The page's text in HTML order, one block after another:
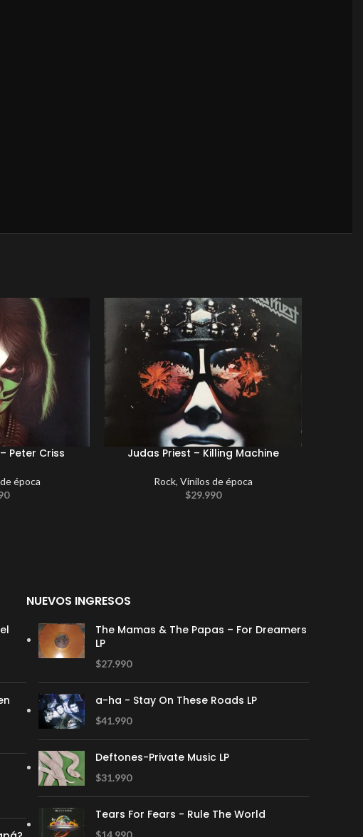
Peter Criss
época
Judas Priest ‎– Killing Machine
Rock, Vinilos de época
$29.990
NUEVOS INGRESOS
The Mamas & The Papas – For Dreamers
LP
$27.990
a-ha - Stay On These Roads LP
$41.990
Deftones-Private Music LP
$31.990
Tears For Fears - Rule The World